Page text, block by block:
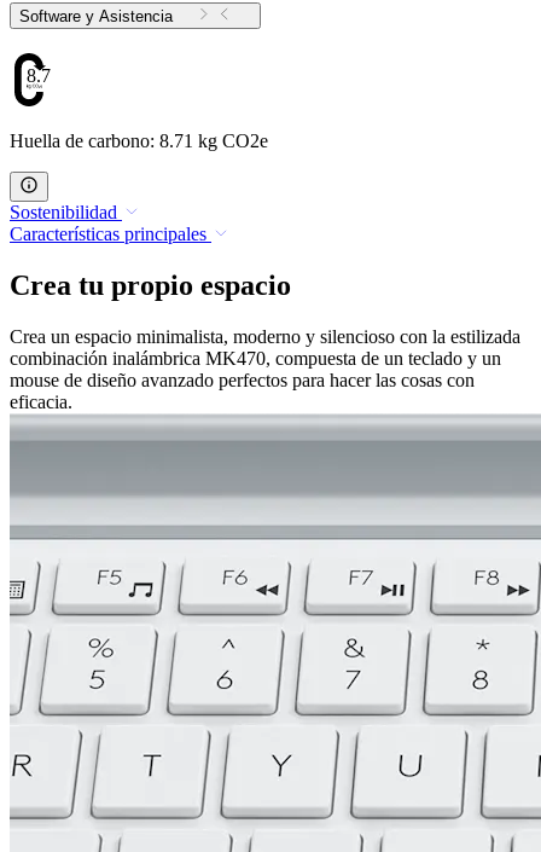
Software y Asistencia
8.71
Huella de carbono: 8.71 kg CO2e
Sostenibilidad
Características principales
Crea tu propio espacio
Crea un espacio minimalista, moderno y silencioso con la estilizada
combinación inalámbrica MK470, compuesta de un teclado y un
mouse de diseño avanzado perfectos para hacer las cosas con
eficacia.